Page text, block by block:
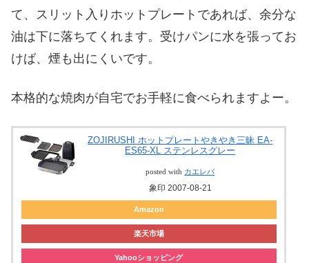
て、スリット入りホットプレートであれば、余分な
油は下に落ちてくれます。受けパンに水を張ってお
けば、煙も出にくいです。
本格的な焼肉が自宅でお手軽に食べられますよー。
ZOJIRUSHI ホットプレートやきやき三昧 EA-
ES65-XL ステンレスグレー
posted with カエレバ
象印 2007-08-21
Amazon
楽天市場
Yahooショッピング